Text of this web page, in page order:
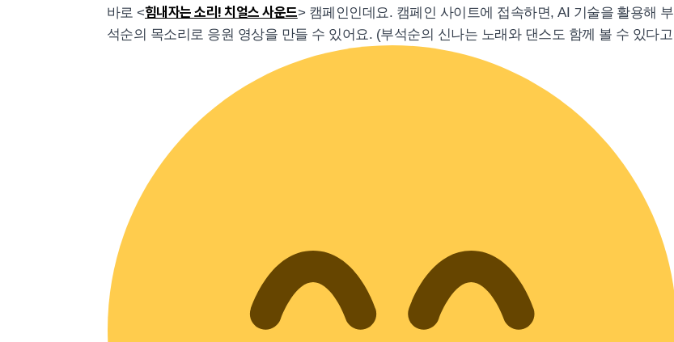
바로 <힘내자는 소리! 치얼스 사운드> 캠페인인데요. 캠페인 사이트에 접속하면, AI 기술을 활용해 부
석순의 목소리로 응원 영상을 만들 수 있어요. (부석순의 신나는 노래와 댄스도 함께 볼 수 있다고